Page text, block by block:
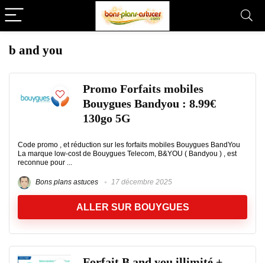
b and you
Promo Forfaits mobiles
Bouygues Bandyou : 8.99€
130go 5G
Code promo , et réduction sur les forfaits mobiles Bouygues BandYou
La marque low-cost de Bouygues Telecom, B&YOU ( Bandyou ) , est
reconnue pour ...
Bons plans astuces 17 décembre 2025
ALLER SUR BOUYGUES